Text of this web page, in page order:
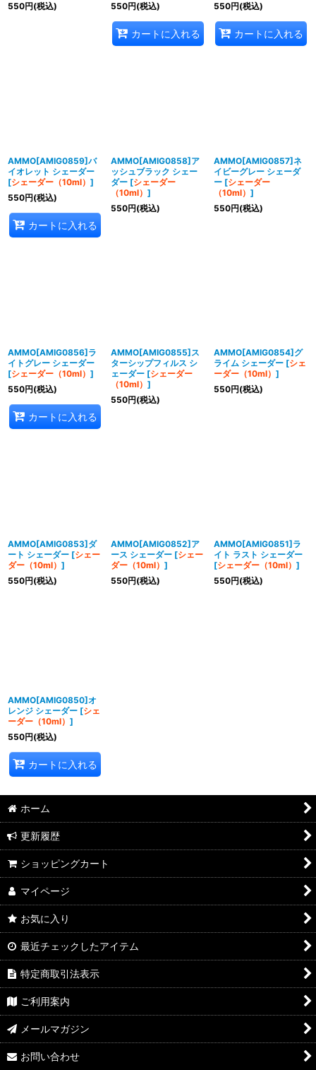
550円(税込)
550円(税込)
カートに入れる
550円(税込)
カートに入れる
AMMO[AMIG0859]バ
イオレット シェーダー
[シェーダー（10ml） ]
550円(税込)
カートに入れる
AMMO[AMIG0858]ア
ッシュブラック シェー
ダー [シェーダー
（10ml） ]
550円(税込)
AMMO[AMIG0857]ネ
イビーグレー シェーダ
ー [シェーダー
（10ml） ]
550円(税込)
AMMO[AMIG0856]ラ
イトグレー シェーダー
[シェーダー（10ml） ]
550円(税込)
カートに入れる
AMMO[AMIG0855]ス
ターシップフィルス シ
ェーダー [シェーダー
（10ml） ]
550円(税込)
AMMO[AMIG0854]グ
ライム シェーダー [シェ
ーダー（10ml） ]
550円(税込)
AMMO[AMIG0853]ダ
ート シェーダー [シェー
ダー（10ml） ]
550円(税込)
AMMO[AMIG0852]ア
ース シェーダー [シェー
ダー（10ml） ]
550円(税込)
AMMO[AMIG0851]ラ
イト ラスト シェーダー
[シェーダー（10ml） ]
550円(税込)
AMMO[AMIG0850]オ
レンジ シェーダー [シェ
ーダー（10ml） ]
550円(税込)
カートに入れる
ホーム
更新履歴
ショッピングカート
マイページ
お気に入り
最近チェックしたアイテム
特定商取引法表示
ご利用案内
メールマガジン
お問い合わせ